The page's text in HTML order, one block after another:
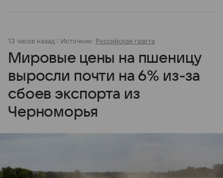
13 часов назад Источник: Российская газета
Мировые цены на пшеницу
выросли почти на 6% из-за
сбоев экспорта из
Черноморья